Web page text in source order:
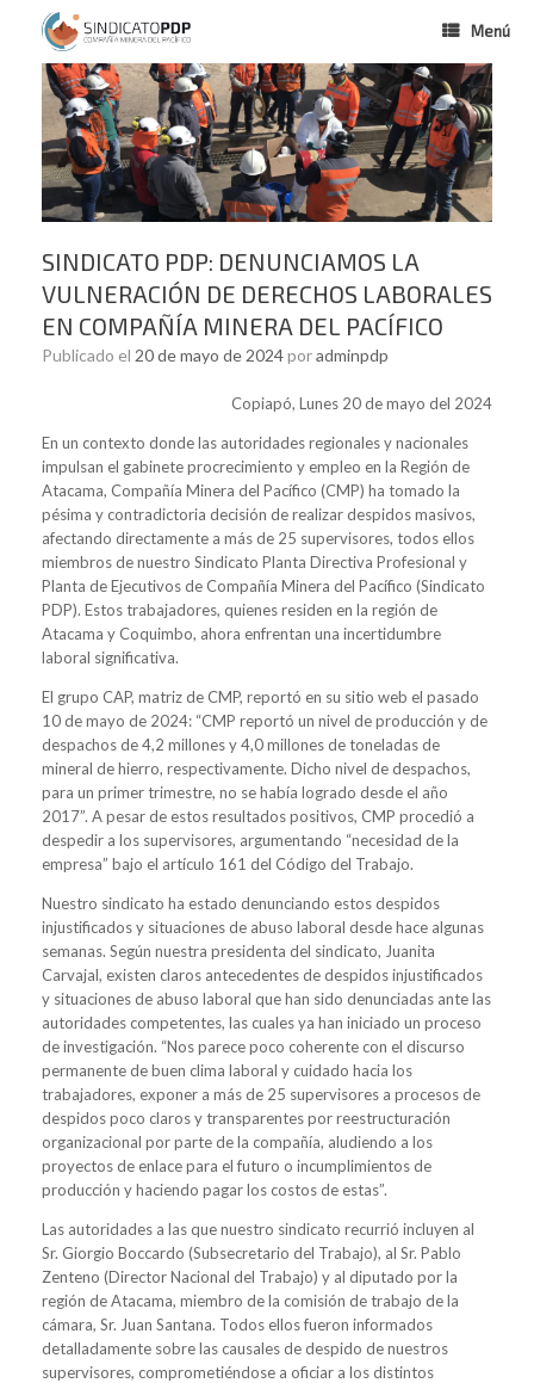
Menú
SINDICATO PDP: DENUNCIAMOS LA
VULNERACIÓN DE DERECHOS LABORALES
EN COMPAÑÍA MINERA DEL PACÍFICO
Publicado el 20 de mayo de 2024poradminpdp
Copiapó, Lunes 20 de mayo del 2024
En un contexto donde las autoridades regionales y nacionales
impulsan el gabinete procrecimiento y empleo en la Región de
Atacama, Compañía Minera del Pacífico (CMP) ha tomado la
pésima y contradictoria decisión de realizar despidos masivos,
afectando directamente a más de 25 supervisores, todos ellos
miembros de nuestro Sindicato Planta Directiva Profesional y
Planta de Ejecutivos de Compañía Minera del Pacífico (Sindicato
PDP). Estos trabajadores, quienes residen en la región de
Atacama y Coquimbo, ahora enfrentan una incertidumbre
laboral significativa.
El grupo CAP, matriz de CMP, reportó en su sitio web el pasado
10 de mayo de 2024: “CMP reportó un nivel de producción y de
despachos de 4,2 millones y 4,0 millones de toneladas de
mineral de hierro, respectivamente. Dicho nivel de despachos,
para un primer trimestre, no se había logrado desde el año
2017”. A pesar de estos resultados positivos, CMP procedió a
despedir a los supervisores, argumentando “necesidad de la
empresa” bajo el artículo 161 del Código del Trabajo.
Nuestro sindicato ha estado denunciando estos despidos
injustificados y situaciones de abuso laboral desde hace algunas
semanas. Según nuestra presidenta del sindicato, Juanita
Carvajal, existen claros antecedentes de despidos injustificados
y situaciones de abuso laboral que han sido denunciadas ante las
autoridades competentes, las cuales ya han iniciado un proceso
de investigación. “Nos parece poco coherente con el discurso
permanente de buen clima laboral y cuidado hacia los
trabajadores, exponer a más de 25 supervisores a procesos de
despidos poco claros y transparentes por reestructuración
organizacional por parte de la compañía, aludiendo a los
proyectos de enlace para el futuro o incumplimientos de
producción y haciendo pagar los costos de estas”.
Las autoridades a las que nuestro sindicato recurrió incluyen al
Sr. Giorgio Boccardo (Subsecretario del Trabajo), al Sr. Pablo
Zenteno (Director Nacional del Trabajo) y al diputado por la
región de Atacama, miembro de la comisión de trabajo de la
cámara, Sr. Juan Santana. Todos ellos fueron informados
detalladamente sobre las causales de despido de nuestros
supervisores, comprometiéndose a oficiar a los distintos